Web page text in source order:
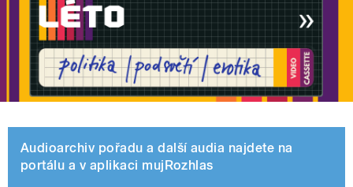
Audioarchiv pořadu a další audia najdete na
portálu a v aplikaci mujRozhlas